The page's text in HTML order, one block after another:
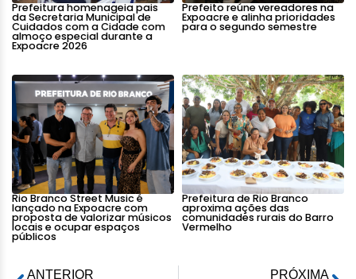
Prefeitura homenageia pais
da Secretaria Municipal de
Cuidados com a Cidade com
almoço especial durante a
Expoacre 2026
Prefeito reúne vereadores na
Expoacre e alinha prioridades
para o segundo semestre
Rio Branco Street Music é
lançado na Expoacre com
proposta de valorizar músicos
locais e ocupar espaços
públicos
Prefeitura de Rio Branco
aproxima ações das
comunidades rurais do Barro
Vermelho
ANTERIOR
PRÓXIMA